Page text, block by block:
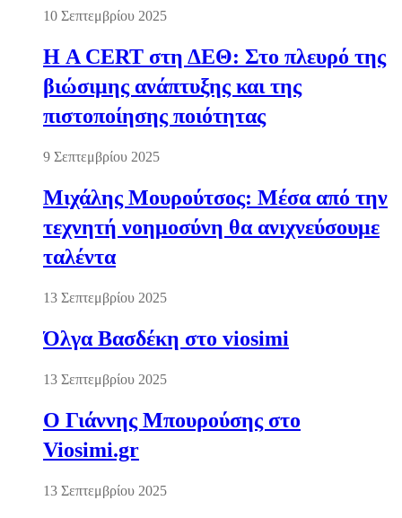
10 Σεπτεμβρίου 2025
Η A CERT στη ΔΕΘ: Στο πλευρό της
βιώσιμης ανάπτυξης και της
πιστοποίησης ποιότητας
9 Σεπτεμβρίου 2025
Μιχάλης Μουρούτσος: Μέσα από την
τεχνητή νοημοσύνη θα ανιχνεύσουμε
ταλέντα
13 Σεπτεμβρίου 2025
Όλγα Βασδέκη στο viosimi
13 Σεπτεμβρίου 2025
Ο Γιάννης Μπουρούσης στο
Viosimi.gr
13 Σεπτεμβρίου 2025